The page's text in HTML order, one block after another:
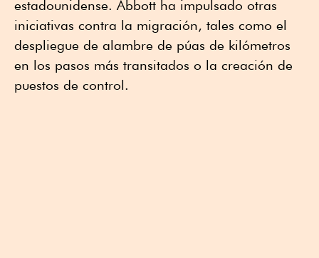
estadounidense. Abbott ha impulsado otras
iniciativas contra la migración, tales como el
despliegue de alambre de púas de kilómetros
en los pasos más transitados o la creación de
puestos de control.